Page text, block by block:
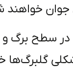
خواهند
سطح برگ و
گلبرگ‌ها